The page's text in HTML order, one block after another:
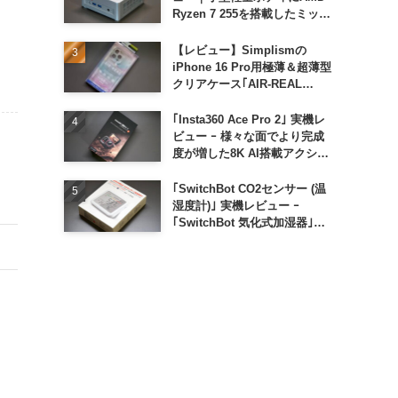
Ryzen 7 255を搭載したミッド
【レビュー】Simplismの
iPhone 16 Pro用極薄＆超薄型
クリアケース｢AIR-REAL
｢Insta360 Ace Pro 2｣ 実機レ
ビュー ｰ 様々な面でより完成
度が増した8K AI搭載アクショ
｢SwitchBot CO2センサー (温
湿度計)｣ 実機レビュー ｰ
｢SwitchBot 気化式加湿器｣と